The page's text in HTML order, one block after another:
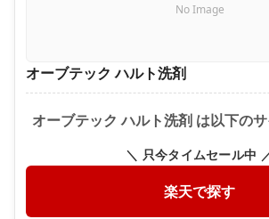
No Image
オーブテック ハルト洗剤
オーブテック ハルト洗剤 は以下の
＼ 只今タイムセール中
楽天で探す